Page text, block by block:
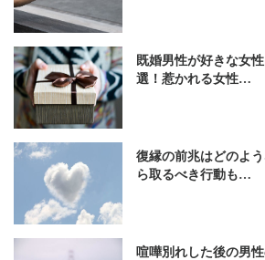
既婚男性が好きな女
選！惹かれる女性…
復縁の前兆はどのよ
ら取るべき行動も…
喧嘩別れした後の男